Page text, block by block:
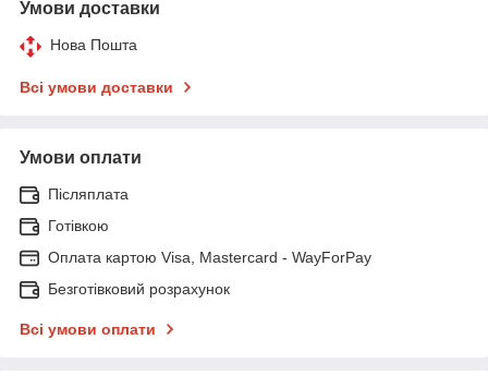
Умови доставки
Нова Пошта
Всі умови доставки
Умови оплати
Післяплата
Готівкою
Оплата картою Visa, Mastercard - WayForPay
Безготівковий розрахунок
Всі умови оплати